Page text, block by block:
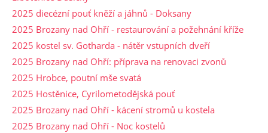
2025 diecézní pouť kněží a jáhnů - Doksany
2025 Brozany nad Ohří - restaurování a požehnání kříže
2025 kostel sv. Gotharda - nátěr vstupních dveří
2025 Brozany nad Ohří: příprava na renovaci zvonů
2025 Hrobce, poutní mše svatá
2025 Hostěnice, Cyrilometodějská pouť
2025 Brozany nad Ohří - kácení stromů u kostela
2025 Brozany nad Ohří - Noc kostelů